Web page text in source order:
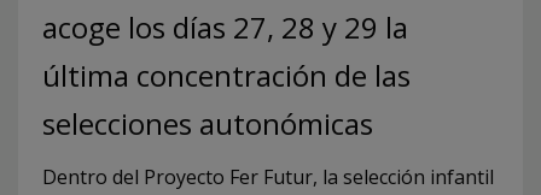
acoge los días 27, 28 y 29 la
última concentración de las
selecciones autonómicas
Dentro del Proyecto Fer Futur, la selección infantil